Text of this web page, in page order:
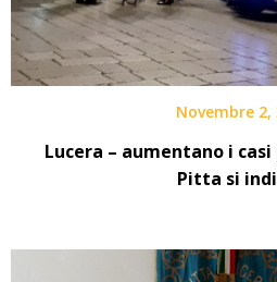
Novembre 2,
Lucera – aumentano i
Pitta si